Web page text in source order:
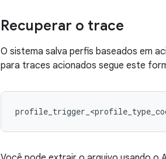
Recuperar o trace
O sistema salva perfis baseados em
para traces acionados segue este